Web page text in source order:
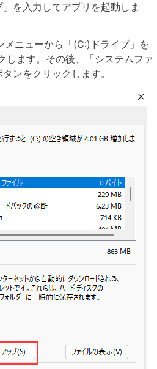
」を入力してアプリを起動しま
メニューから「(C:)ドライブ」を
します。その後、「システムファ
ンをクリックします。